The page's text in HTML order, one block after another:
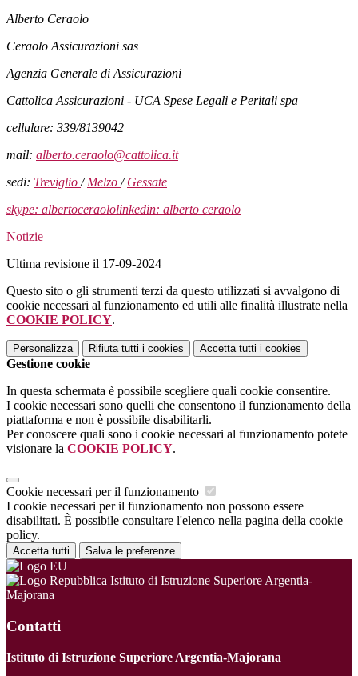
Alberto Ceraolo
Ceraolo Assicurazioni sas
Agenzia Generale di Assicurazioni
Cattolica Assicurazioni - UCA Spese Legali e Peritali spa
cellulare: 339/8139042
mail: alberto.ceraolo@cattolica.it
sedi: Treviglio /Melzo /Gessate
skype: albertoceraololinkedin: alberto ceraolo
Notizie
Ultima revisione il 17-09-2024
Questo sito o gli strumenti terzi da questo utilizzati si avvalgono di
cookie necessari al funzionamento ed utili alle finalità illustrate nella
COOKIE POLICY.
Personalizza Rifiuta tutti i cookies Accetta tutti i cookies
Gestione cookie
In questa schermata è possibile scegliere quali cookie consentire.
I cookie necessari sono quelli che consentono il funzionamento della
piattaforma e non è possibile disabilitarli.
Per conoscere quali sono i cookie necessari al funzionamento potete
visionare la COOKIE POLICY.
Cookie necessari per il funzionamento
I cookie necessari per il funzionamento non possono essere
disabilitati. È possibile consultare l'elenco nella pagina della cookie
policy.
Accetta tutti Salva le preferenze
Istituto di Istruzione Superiore Argentia-
Majorana
Contatti
Istituto di Istruzione Superiore Argentia-Majorana